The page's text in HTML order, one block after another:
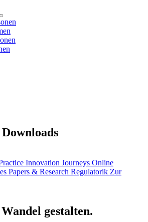
Innovation Journeys Online
Papers & Research Regulatorik Zur
gestalten.